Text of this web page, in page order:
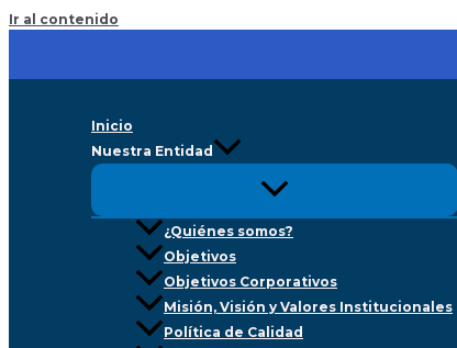
Ir al contenido
Inicio
Nuestra Entidad
¿Quiénes somos?
Objetivos
Objetivos Corporativos
Misión, Visión y Valores Institucionales
Política de Calidad